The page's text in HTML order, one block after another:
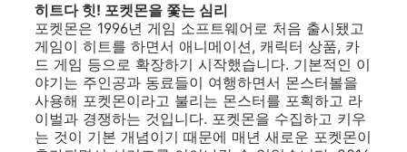
히트다 힛! 포켓몬을 쫓는 심리
포켓몬은 1996년 게임 소프트웨어로 처음 출시됐고
게임이 히트를 하면서 애니메이션, 캐릭터 상품, 카
드 게임 등으로 확장하기 시작했습니다. 기본적인 이
야기는 주인공과 동료들이 여행하면서 몬스터볼을
사용해 포켓몬이라고 불리는 몬스터를 포획하고 라
이벌과 경쟁하는 것입니다. 포켓몬을 수집하고 키우
는 것이 기본 개념이기 때문에 매년 새로운 포켓몬이